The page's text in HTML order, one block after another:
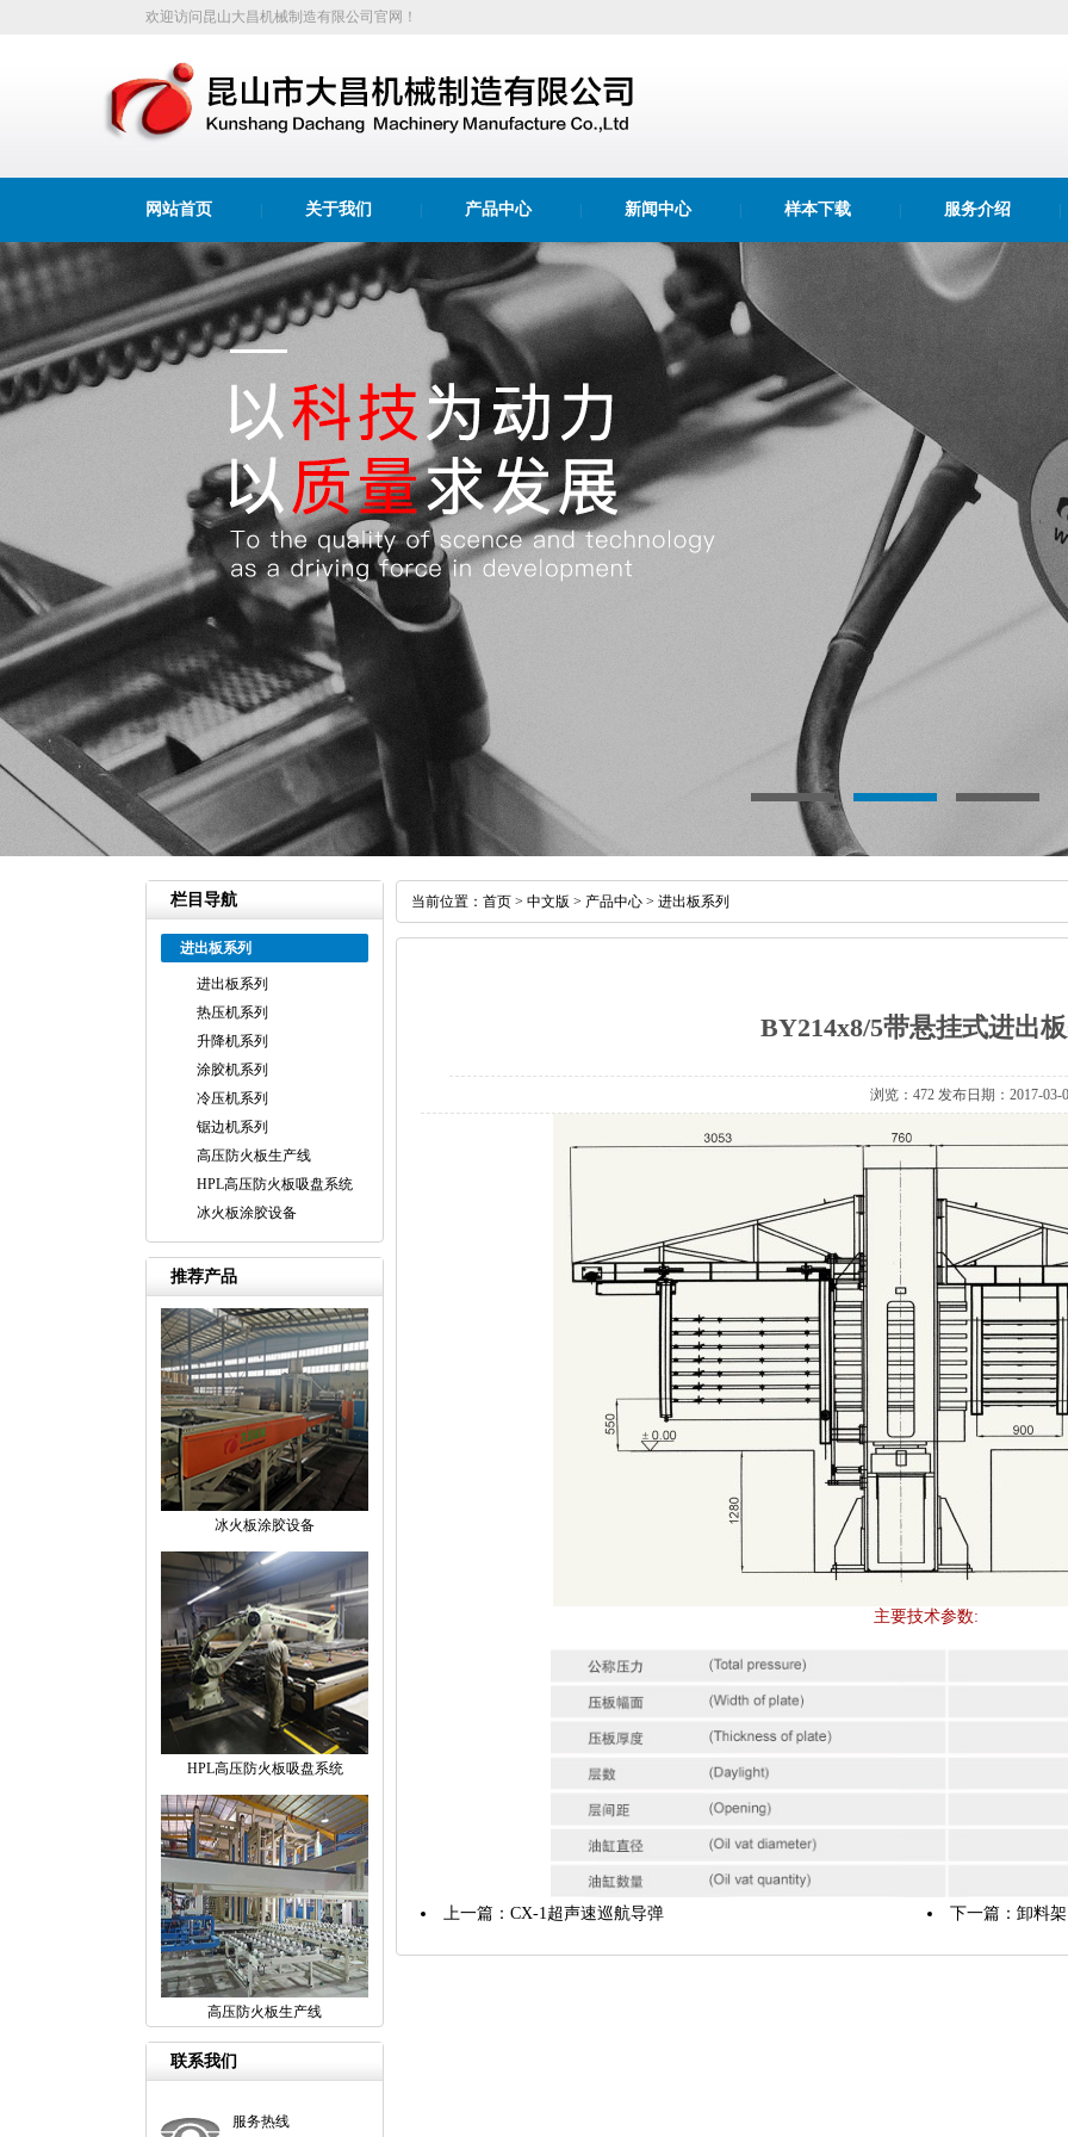
欢迎访问昆山大昌机械制造有限公司官网！
网站首页 关于我们 产品中心 新闻中心 样本下载 服务介绍
栏目导航
进出板系列
进出板系列
热压机系列
升降机系列
涂胶机系列
冷压机系列
锯边机系列
高压防火板生产线
HPL高压防火板吸盘系统
冰火板涂胶设备
推荐产品
冰火板涂胶设备
HPL高压防火板吸盘系统
高压防火板生产线
联系我们
服务热线
当前位置： 首页 > 中文版 > 产品中心 > 进出板系列
BY214x8/5带悬挂式进出
浏览：472 发布日期：2017-03-
主要技术参数:
上一篇： CX-1超声速巡航导弹 下一篇： 卸料架